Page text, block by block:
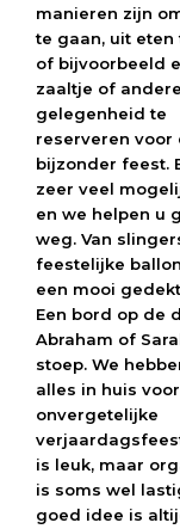
manieren zijn
te gaan, uit eten
of bijvoorbeeld
zaaltje of andere
gelegenheid te
reserveren voor
bijzonder feest.
zeer veel
en we helpen u
weg. Van
feestelijke
een mooi
Een bord op de
Abraham of
stoep. We
alles in huis
onvergetelijke
is leuk, maar
is soms wel
goed idee is